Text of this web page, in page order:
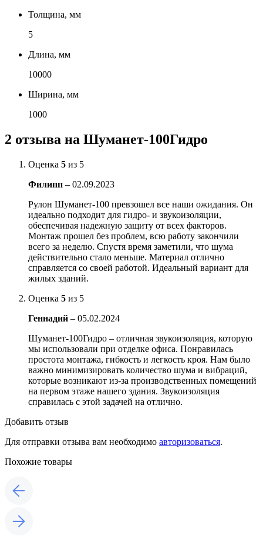
Толщина, мм
5
Длина, мм
10000
Ширина, мм
1000
2 отзыва на Шуманет-100Гидро
Оценка 5 из 5
Филипп – 02.09.2023
Рулон Шуманет-100 превзошел все наши ожидания. Он
идеально подходит для гидро- и звукоизоляции,
обеспечивая надежную защиту от всех факторов.
Монтаж прошел без проблем, всю работу закончили
всего за неделю. Спустя время заметили, что шума
действительно стало меньше. Материал отлично
справляется со своей работой. Идеальный вариант для
жилых зданий.
Оценка 5 из 5
Геннадий – 05.02.2024
Шуманет-100Гидро – отличная звукоизоляция, которую
мы использовали при отделке офиса. Понравилась
простота монтажа, гибкость и легкость кроя. Нам было
важно минимизировать количество шума и вибраций,
которые возникают из-за производственных помещений
на первом этаже нашего здания. Звукоизоляция
справилась с этой задачей на отлично.
Добавить отзыв
Для отправки отзыва вам необходимо авторизоваться.
Похожие товары